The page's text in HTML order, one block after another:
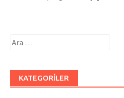
Arama:
KATEGORILER